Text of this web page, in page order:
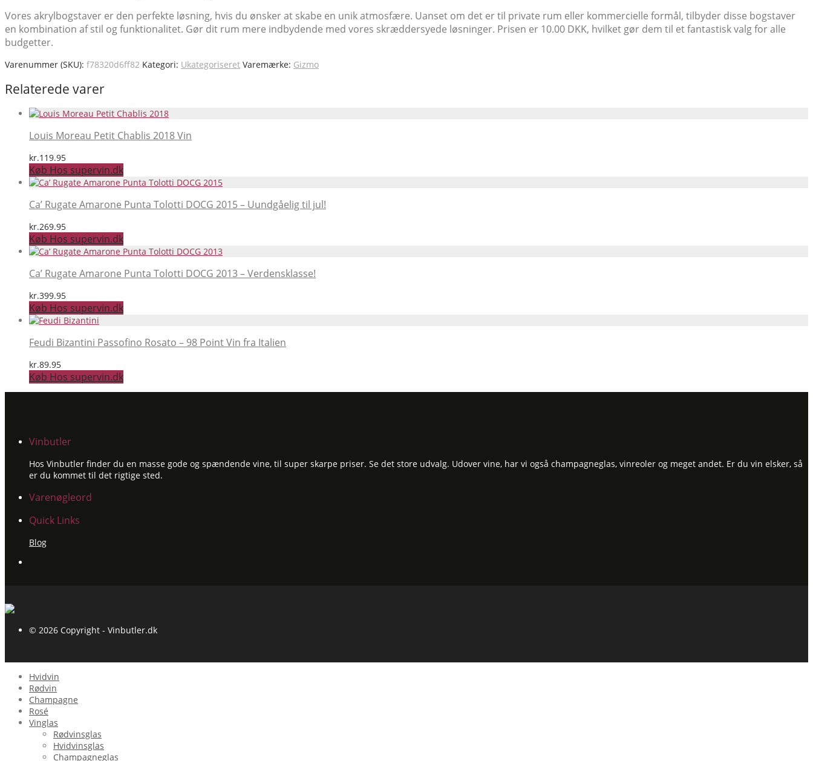
Vores akrylbogstaver er den perfekte løsning, hvis du ønsker at skabe en unik atmosfære. Uanset om det er til private rum eller kommercielle formål, tilbyder disse bogstaver
en kombination af stil og funktionalitet. Gør dit rum mere indbydende med vores skræddersyede løsninger. Prisen er 10.00 DKK, hvilket gør dem til et fantastisk valg for alle
budgetter.
Varenummer (SKU): f78320d6ff82 Kategori: Ukategoriseret Varemærke: Gizmo
Relaterede varer
Louis Moreau Petit Chablis 2018 Vin
kr.119.95
Køb Hos supervin.dk
Ca’ Rugate Amarone Punta Tolotti DOCG 2015 – Uundgåelig til jul!
kr.269.95
Køb Hos supervin.dk
Ca’ Rugate Amarone Punta Tolotti DOCG 2013 – Verdensklasse!
kr.399.95
Køb Hos supervin.dk
Feudi Bizantini Passofino Rosato – 98 Point Vin fra Italien
kr.89.95
Køb Hos supervin.dk
Vinbutler
Hos Vinbutler finder du en masse gode og spændende vine, til super skarpe priser. Se det store udvalg. Udover vine, har vi også champagneglas, vinreoler og meget andet. Er du vin elsker, så
er du kommet til det rigtige sted.
Varenøgleord
Quick Links
Blog
© 2026 Copyright - Vinbutler.dk
Hvidvin
Rødvin
Champagne
Rosé
Vinglas
Rødvinsglas
Hvidvinsglas
Champagneglas